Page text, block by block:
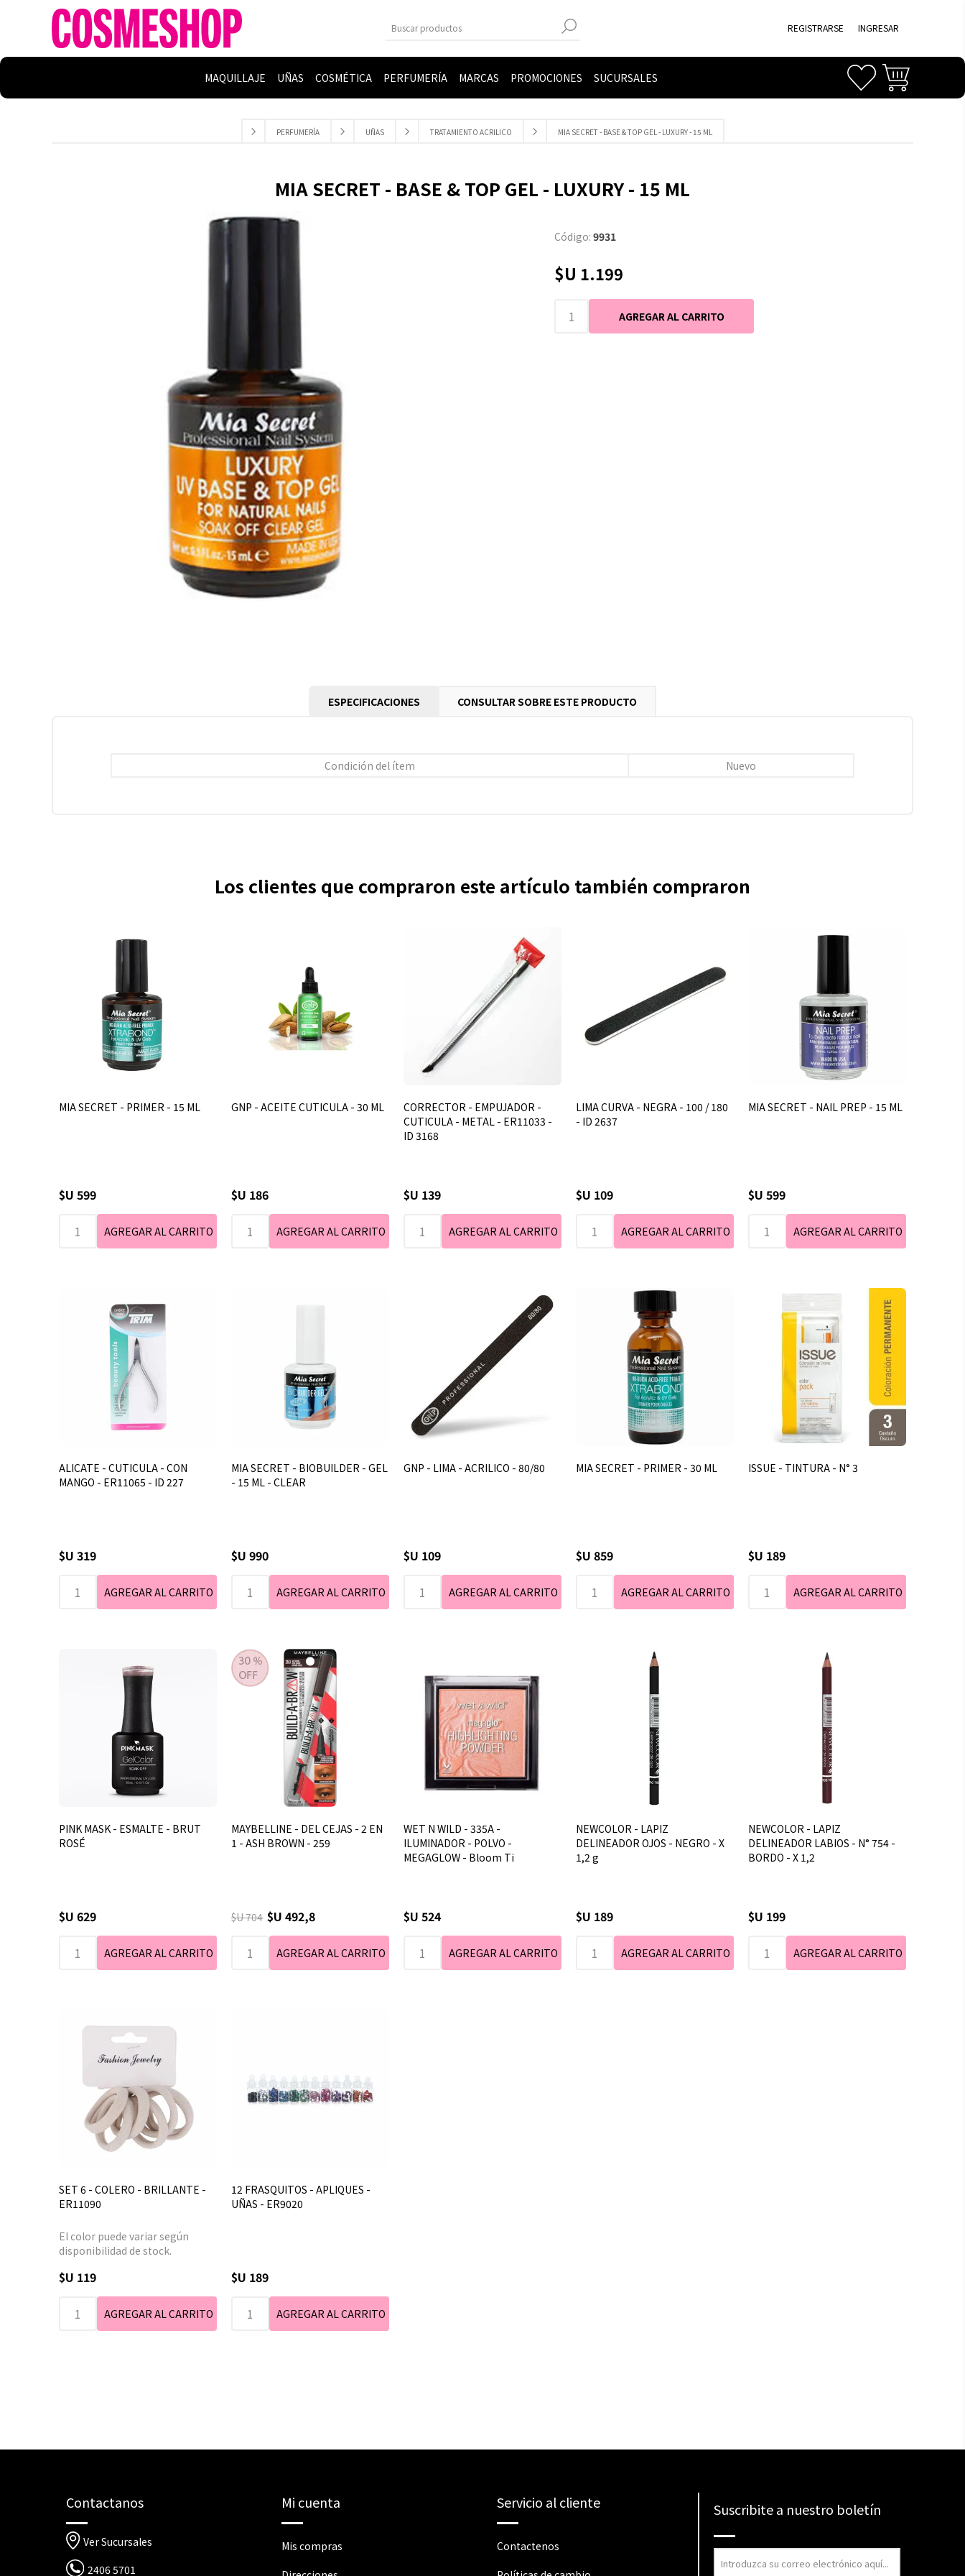
REGISTRARSE INGRESAR
MAQUILLAJE UÑAS COSMÉTICA PERFUMERÍA MARCAS PROMOCIONES SUCURSALES
PERFUMERÍA UÑAS TRATAMIENTO ACRILICO MIA SECRET - BASE & TOP GEL - LUXURY - 15 ML
MIA SECRET - BASE & TOP GEL - LUXURY - 15 ML
Código: 9931
$U 1.199
ESPECIFICACIONES CONSULTAR SOBRE ESTE PRODUCTO
Condición del ítem Nuevo
Los clientes que compraron este artículo también compraron
MIA SECRET - PRIMER - 15 ML
$U 599
GNP - ACEITE CUTICULA - 30 ML
$U 186
CORRECTOR - EMPUJADOR -
CUTICULA - METAL - ER11033 -
ID 3168
$U 139
LIMA CURVA - NEGRA - 100 / 180
- ID 2637
$U 109
MIA SECRET - NAIL PREP - 15 ML
$U 599
ALICATE - CUTICULA - CON
MANGO - ER11065 - ID 227
$U 319
MIA SECRET - BIOBUILDER - GEL
- 15 ML - CLEAR
$U 990
GNP - LIMA - ACRILICO - 80/80
$U 109
MIA SECRET - PRIMER - 30 ML
$U 859
ISSUE - TINTURA - N° 3
$U 189
PINK MASK - ESMALTE - BRUT
ROSÉ
$U 629
MAYBELLINE - DEL CEJAS - 2 EN
1 - ASH BROWN - 259
$U 704 $U 492,8
WET N WILD - 335A -
ILUMINADOR - POLVO -
MEGAGLOW - Bloom Ti
$U 524
NEWCOLOR - LAPIZ
DELINEADOR OJOS - NEGRO - X
1,2 g
$U 189
NEWCOLOR - LAPIZ
DELINEADOR LABIOS - N° 754 -
BORDO - X 1,2
$U 199
SET 6 - COLERO - BRILLANTE -
ER11090
El color puede variar según
disponibilidad de stock.
$U 119
12 FRASQUITOS - APLIQUES -
UÑAS - ER9020
$U 189
Contactanos
Ver Sucursales
2406 5701
Mi cuenta
Mis compras
Servicio al cliente
Contactenos
Suscribite a nuestro boletín